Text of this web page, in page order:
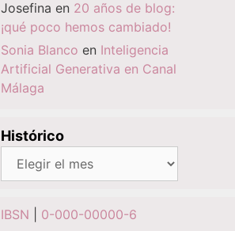
Josefina en 20 años de blog:
¡qué poco hemos cambiado!
Sonia Blanco en Inteligencia
Artificial Generativa en Canal
Málaga
Histórico
Histórico
IBSN 0-000-00000-6